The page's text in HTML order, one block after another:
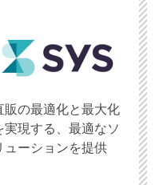
販の最適化と最大化
実現する、最適なソ
ューションを提供